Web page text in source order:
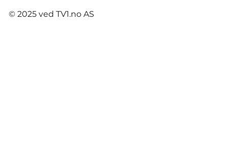
© 2025 ved TV1.no AS